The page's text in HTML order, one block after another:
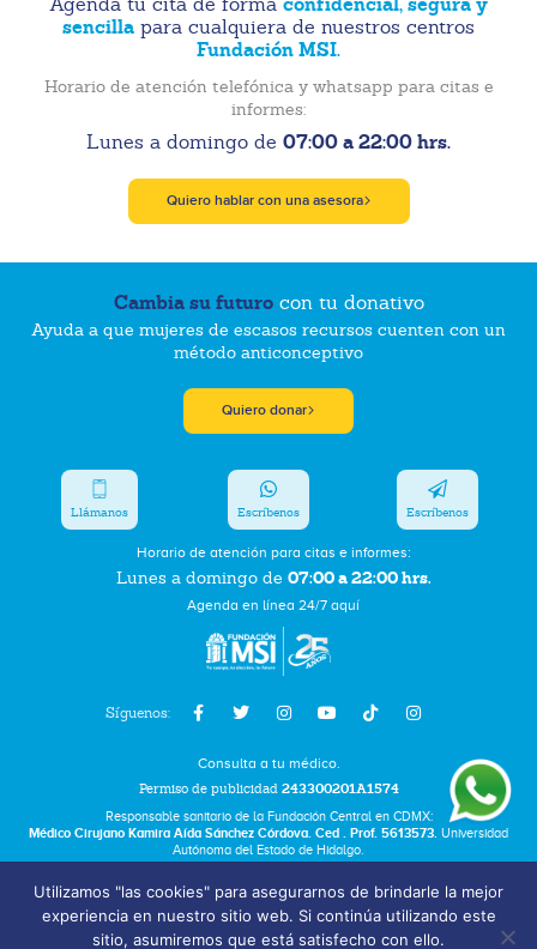
sencilla para cualquiera de nuestros centros
Fundación MSI.
Horario de atención telefónica y whatsapp para citas e
informes:
Lunes a domingo de 07:00 a 22:00 hrs.
Quiero hablar con una asesora
Cambia su futurocon tu donativo
Ayuda a que mujeres de escasos recursos cuenten con un
método anticonceptivo
Quiero donar
Síguenos:
Horario de atención para citas e informes:
Lunes a domingo de 07:00 a 22:00 hrs.
Agenda en línea 24/7 aquí
Llámanos Escríbenos Escríbenos
Consulta a tu médico.
Permiso de publicidad 243300201A1574
Responsable sanitario de la Fundación Central en CDMX:
Médico Cirujano Kamira Aída Sánchez Córdova. Ced . Prof. 5613573. Universidad
Autónoma del Estado de Hidalgo.
Términos y Condiciones
Bolsa de Trabajo
Utilizamos "las cookies" para asegurarnos de brindarle la mejor
experiencia en nuestro sitio web. Si continúa utilizando este
sitio, asumiremos que está satisfecho con ello.